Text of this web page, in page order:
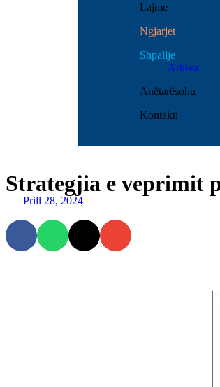
Lajme
Ngjarjet
Shpallje
Arkiva
Anëtarësohu
Kontakti
Strategjia e veprimit
Prill 28, 2024